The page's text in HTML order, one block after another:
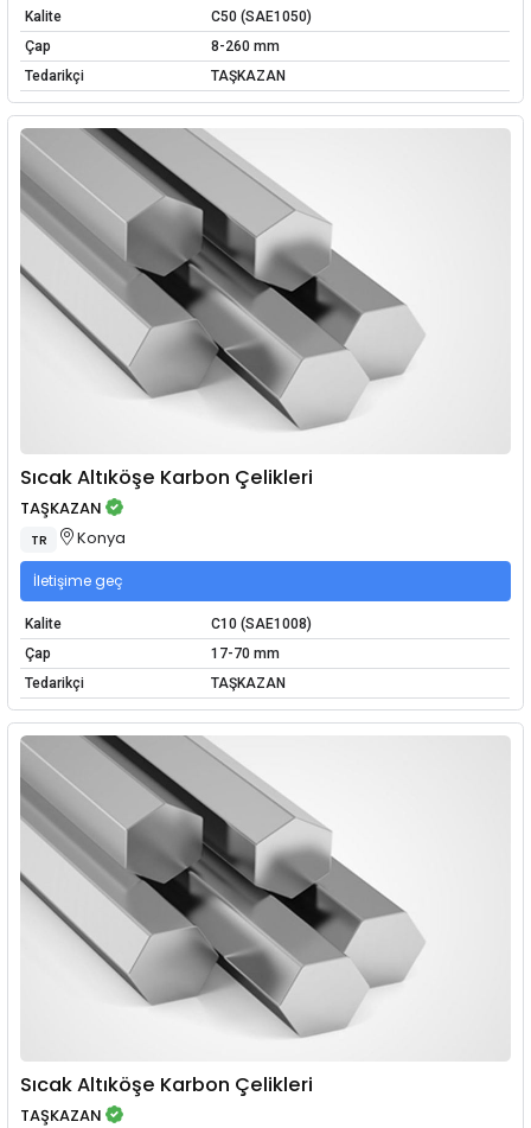
Kalite
C50 (SAE1050)
Çap
8-260 mm
Tedarikçi
TAŞKAZAN
Sıcak Altıköşe Karbon Çelikleri
TAŞKAZAN
TR Konya
İletişime geç
Kalite
C10 (SAE1008)
Çap
17-70 mm
Tedarikçi
TAŞKAZAN
Sıcak Altıköşe Karbon Çelikleri
TAŞKAZAN